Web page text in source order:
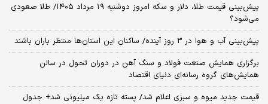
پیش‌بینی قیمت طلا، دلار و سکه امروز دوشنبه ۱۹ مرداد ۱۴۰۵/ طلا صعودی
می‌شود؟
پیش‌بینی آب و هوا در 3 روز آینده/ ساکنان این استان‌ها منتظر باران باشند
برگزاری همایش صنعت فولاد و سنگ آهن در دوران تحول در سالن
همایش‌های گروه رسانه‌ای دنیای اقتصاد
قیمت جدید میوه و سبزی اعلام شد/ پسته تازه یک میلیونی شد+ جدول